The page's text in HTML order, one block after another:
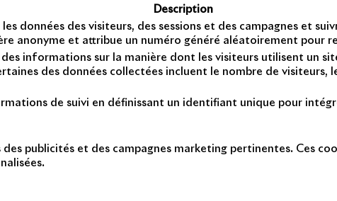
Description
données des visiteurs, des sessions et des campagnes et
anonyme et attribue un numéro généré aléatoirement pour
informations sur la manière dont les visiteurs utilisent un
des données collectées incluent le nombre de visiteurs,
de suivi en définissant un identifiant unique pour
publicités et des campagnes marketing pertinentes. Ces